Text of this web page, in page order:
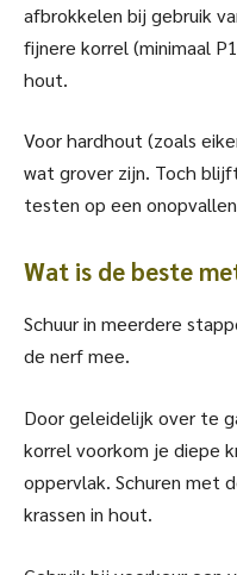
afbrokkelen bij gebruik
fijnere korrel (minimaal
hout.
Voor hardhout (zoals
wat grover zijn. Toch
testen op een
Wat is de beste
Schuur in meerdere
de nerf mee.
Door geleidelijk over te
korrel voorkom je diepe
oppervlak. Schuren met
krassen in hout.